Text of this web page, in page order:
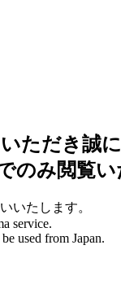
ただき誠
のみ閲覧い
いたします。
service.
used from Japan.